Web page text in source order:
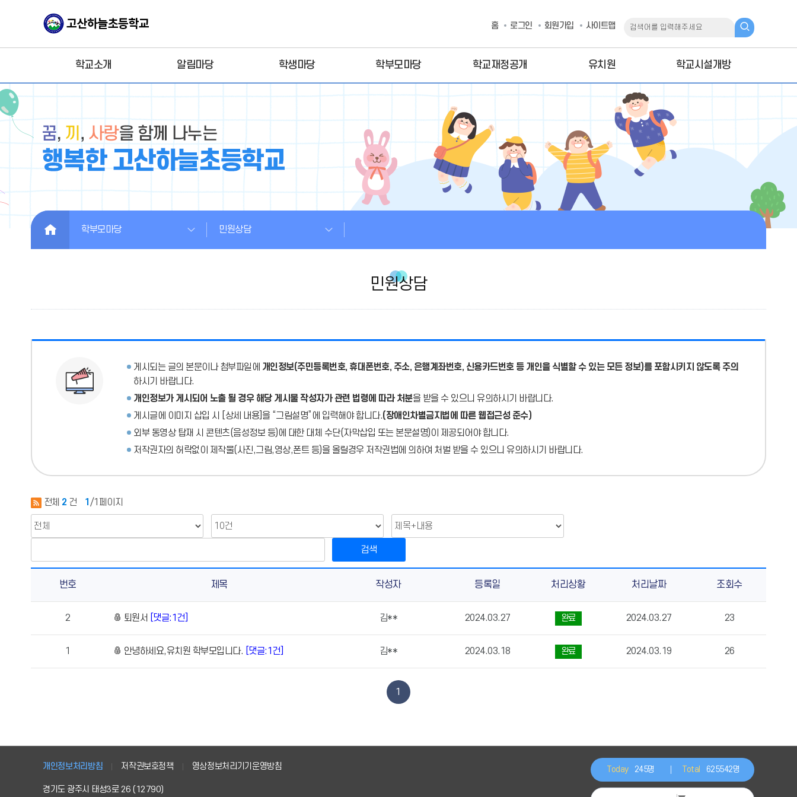
홈 로그인 회원가입 사이트맵
학교소개 알림마당 학생마당 학부모마당 학교재정공개 유치원 학교시설개방
HOME 학부모마당 민원상담
민원상담
게시되는 글의 본문이나 첨부파일에 개인정보(주민등록번호, 휴대폰번호, 주소, 은행계좌번호, 신용카드번호 등 개인을 식별할 수 있는 모든 정보)를 포함시키지 않도록 주의
하시기 바랍니다.
개인정보가 게시되어 노출 될 경우 해당 게시물 작성자가 관련 법령에 따라 처분을 받을 수 있으니 유의하시기 바랍니다.
게시글에 이미지 삽입 시 [상세 내용]을 “그림설명”에 입력해야 합니다.(장애인차별금지법에 따른 웹접근성 준수)
외부 동영상 탑재 시 콘텐츠(음성정보 등)에 대한 대체 수단(자막삽입 또는 본문설명)이 제공되어야 합니다.
저작권자의 허락없이 제작물(사진,그림,영상,폰트 등)을 올릴경우 저작권법에 의하여 처벌 받을 수 있으니 유의하시기 바랍니다.
전체 2 건 1 /1페이지
검색
상
의
번호 제목 작성자 등록일 처리상황 처리날짜 조회수
2 퇴원서 [댓글:1건] 김** 2024.03.27 완료 2024.03.27 23
1 안녕하세요,유치원 학부모입니다. [댓글:1건] 김** 2024.03.18 완료 2024.03.19 26
1
개인정보처리방침 저작권보호정책 영상정보처리기기운영방침
경기도 광주시 태성3로 26 (12790)
Today 245명 Total 625542명